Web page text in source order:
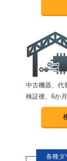
中古機器、代
検証後、6か
各種ダ